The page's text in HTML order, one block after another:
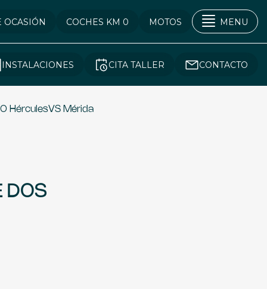
OCASIÓN COCHES KM 0 MOTOS MENU
INSTALACIONES CITA TALLER CONTACTO
HérculesVS Mérida
DOS